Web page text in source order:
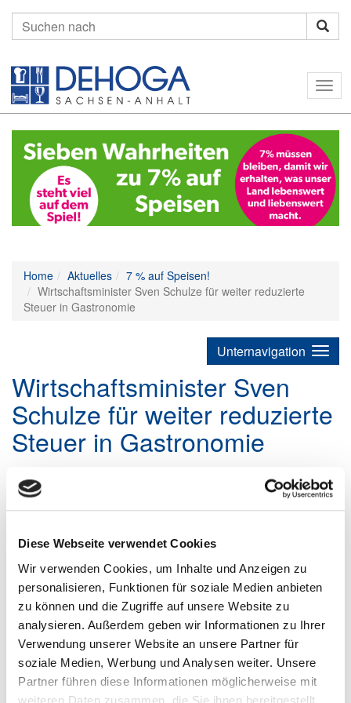
Diese Webseite verwendet Cookies
Wir verwenden Cookies, um Inhalte und Anzeigen zu
personalisieren, Funktionen für soziale Medien anbieten
zu können und die Zugriffe auf unsere Website zu
analysieren. Außerdem geben wir Informationen zu Ihrer
Verwendung unserer Website an unsere Partner für
soziale Medien, Werbung und Analysen weiter. Unsere
Partner führen diese Informationen möglicherweise mit
weiteren Daten zusammen, die Sie ihnen bereitgestellt
nach:
Home Aktuelles
7 % auf Speisen!
Wirtschaftsminister Sven Schulze für weiter reduzierte
Steuer in Gastronomie
Unternavigation
Wirtschaftsminister Sven
Schulze für weiter reduzierte
Steuer in Gastronomie
Wirtschaftsminister Sven Schulze zur Gastrosteuer: „Fordere den
Bund auf, an der Steuer von sieben Prozent festzuhalten“
Magdeburg. Sachsen-Anhalts Wirtschaftsminister Sven Schulze
fordert, die ermäßigte Mehrwertsteuer von sieben Prozent auf
Restaurant- und Verpflegungsleistungen beizubehalten. Die
Bundesregierung will Ende des Jahres zu 19 Prozent
Mehrwertsteuer zurückkehren. Minister SvenSchulze kündigt an,
er werde das Thema in der nächsten Kabinettssitzung
ansprechen. Sollte das Kabinett dem Vorschlag des Ministers
folgen, könnte Sachsen-Anhalt einer aktuell laufenden
Bundesratsinitiative beitreten.
Minister Sven Schulze: „Ich fordere den Bund auf, an der